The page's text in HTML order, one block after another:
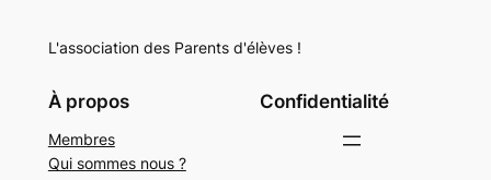
L'association des Parents d'élèves !
À propos
Membres
Qui sommes nous ?
Confidentialité